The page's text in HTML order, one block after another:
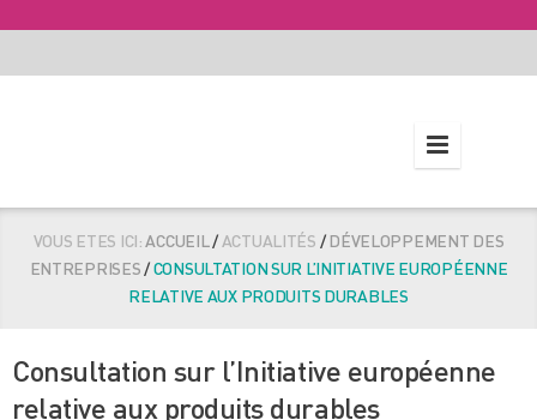
VOUS ETES ICI:ACCUEIL/ACTUALITÉS /DÉVELOPPEMENT DES
ENTREPRISES/CONSULTATION SUR L’INITIATIVE EUROPÉENNE
RELATIVE AUX PRODUITS DURABLES
Consultation sur l’Initiative européenne
relative aux produits durables